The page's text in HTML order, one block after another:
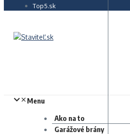
Top5.sk
Menu
Ako na to
Garážové brány